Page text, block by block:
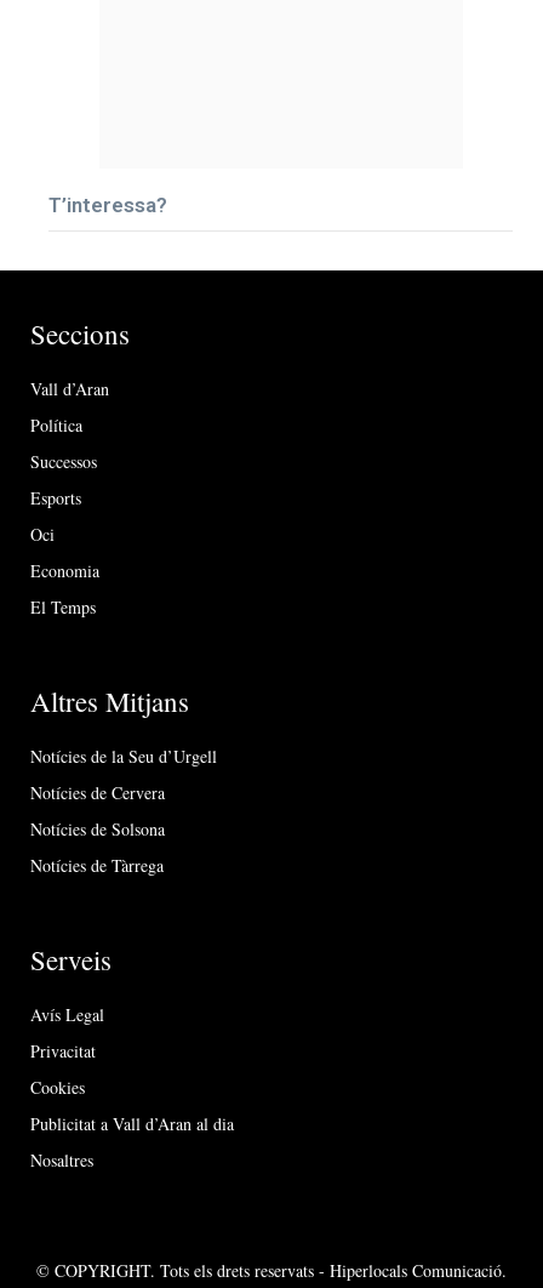
T’interessa?
Seccions
Vall d’Aran
Política
Successos
Esports
Oci
Economia
El Temps
Altres Mitjans
Notícies de la Seu d’Urgell
Notícies de Cervera
Notícies de Solsona
Notícies de Tàrrega
Serveis
Avís Legal
Privacitat
Cookies
Publicitat a Vall d’Aran al dia
Nosaltres
© COPYRIGHT. Tots els drets reservats - Hiperlocals Comunicació.